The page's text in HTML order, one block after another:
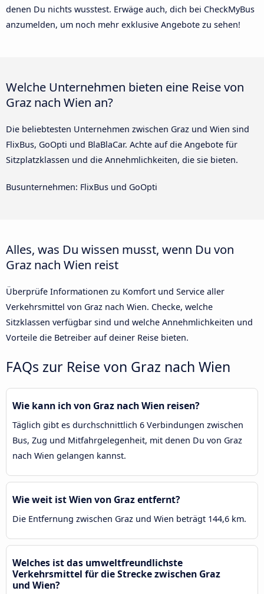
denen Du nichts wusstest. Erwäge auch, dich bei CheckMyBus
anzumelden, um noch mehr exklusive Angebote zu sehen!
Welche Unternehmen bieten eine Reise von
Graz nach Wien an?
Die beliebtesten Unternehmen zwischen Graz und Wien sind
FlixBus, GoOpti und BlaBlaCar. Achte auf die Angebote für
Sitzplatzklassen und die Annehmlichkeiten, die sie bieten.
Busunternehmen: FlixBus und GoOpti
Alles, was Du wissen musst, wenn Du von
Graz nach Wien reist
Überprüfe Informationen zu Komfort und Service aller
Verkehrsmittel von Graz nach Wien. Checke, welche
Sitzklassen verfügbar sind und welche Annehmlichkeiten und
Vorteile die Betreiber auf deiner Reise bieten.
FAQs zur Reise von Graz nach Wien
Wie kann ich von Graz nach Wien reisen?
Täglich gibt es durchschnittlich 6 Verbindungen zwischen
Bus, Zug und Mitfahrgelegenheit, mit denen Du von Graz
nach Wien gelangen kannst.
Wie weit ist Wien von Graz entfernt?
Die Entfernung zwischen Graz und Wien beträgt 144,6 km.
Welches ist das umweltfreundlichste
Verkehrsmittel für die Strecke zwischen Graz
und Wien?